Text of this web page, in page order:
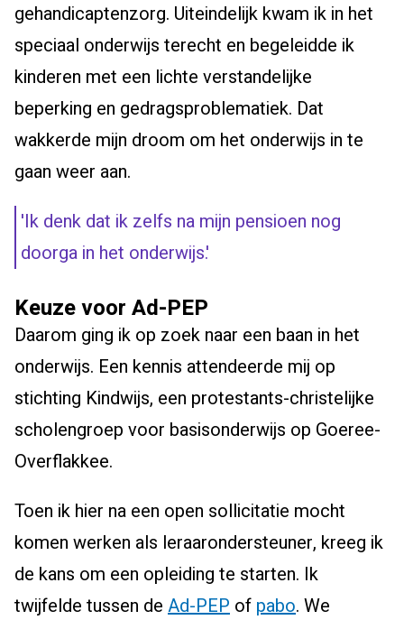
gehandicaptenzorg. Uiteindelijk kwam ik in het
speciaal onderwijs terecht en begeleidde ik
kinderen met een lichte verstandelijke
beperking en gedragsproblematiek. Dat
wakkerde mijn droom om het onderwijs in te
gaan weer aan.
'Ik denk dat ik zelfs na mijn pensioen nog
doorga in het onderwijs.'
Keuze voor Ad-PEP
Daarom ging ik op zoek naar een baan in het
onderwijs. Een kennis attendeerde mij op
stichting Kindwijs, een protestants-christelijke
scholengroep voor basisonderwijs op Goeree-
Overflakkee.
Toen ik hier na een open sollicitatie mocht
komen werken als leraarondersteuner, kreeg ik
de kans om een opleiding te starten. Ik
twijfelde tussen de Ad-PEP of pabo. We